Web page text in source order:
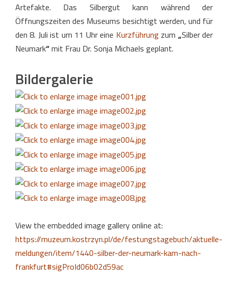
Artefakte. Das Silbergut kann während der
Öffnungszeiten des Museums besichtigt werden, und für
den 8. Juli ist um 11 Uhr eine Kurzführungzum „Silber der
Neumark“mit Frau Dr. Sonja Michaels geplant.
Bildergalerie
View the embedded image gallery online at:
https://muzeum.kostrzyn.pl/de/festungstagebuch/aktuelle-
meldungen/item/1440-silber-der-neumark-kam-nach-
frankfurt#sigProId06b02d59ac